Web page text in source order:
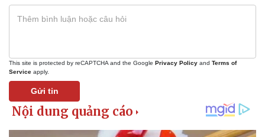
Thể thao
This site is protected by reCAPTCHA and the Google Privacy Policy and Terms of
Service apply.
Gửi tin